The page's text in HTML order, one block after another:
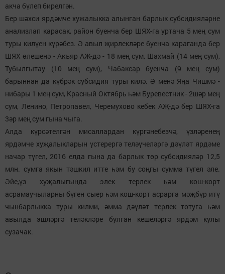
акча бүлеп бирелгән.
Бер шәхси ярдәмче хужалыкка алынган барлык субсидияләрне
анализлап карасак, район буенча бер ШЯХ-га уртача 5 мең сум
туры килүен күрәбез. Ә авыл җирлекләре буенча караганда бер
ШЯХ өлешенә - Акъяр АЖ-дә - 18 мең сум, Шахмай (14 мең сум),
Тубылгытау (10 мең сум), Чабаксар буенча (9 мең сум)
барыннан да күбрәк субсидия туры килә. Ә менә Яңа Чишмә -
нибары 1 мең сум, Красный Октябрь һәм Буревестник - 2шәр мең
сум, Ленино, Петропавел, Черемухово кебек АҖ-дә бер ШЯХ-га
3әр мең сум гына чыга.
Алда күрсәтелгән мисаллардан күргәнебезчә, үзләренең
ярдәмче хуҗалыкларын үстерергә теләүчеләргә дәүләт ярдәме
начар түгел, 2016 елда гына да барлык төр субсидияләр 12,5
млн. сумга якын тәшкил итте һәм бу соңгы сумма түгел әле.
Әйе,үз хуҗалыгында элек терлек һәм кош-корт
асрамаучыларны бүген сыер һәм кош-корт асрарга мәҗбүр итү
чынбарлыкка туры килми, әмма дәүләт терлек тотуга һәм
авылда эшләргә теләкләре булган кешеләргә ярдәм кулы
сузачак.